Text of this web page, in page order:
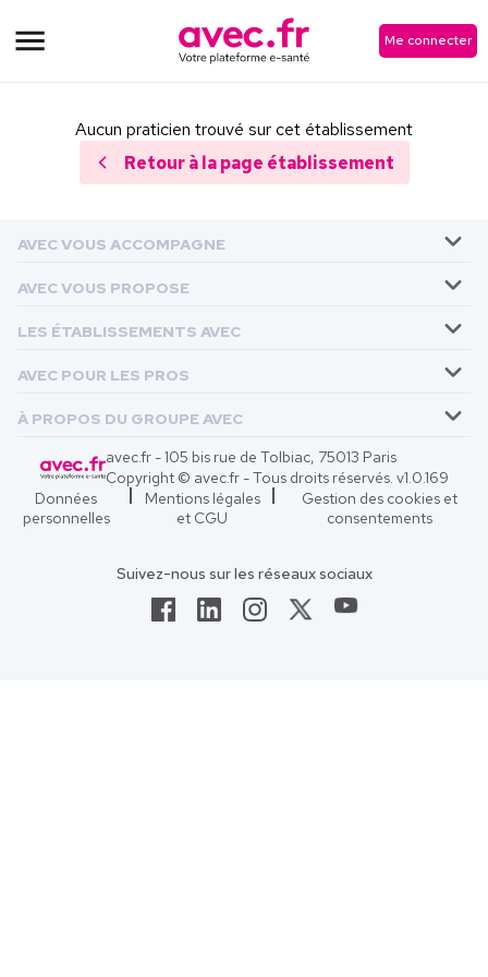
Me connecter
Aucun praticien trouvé sur cet établissement
Retour à la page établissement
AVEC VOUS ACCOMPAGNE
AVEC VOUS PROPOSE
LES ÉTABLISSEMENTS AVEC
AVEC POUR LES PROS
À PROPOS DU GROUPE AVEC
avec.fr - 105 bis rue de Tolbiac, 75013 Paris
Copyright © avec.fr - Tous droits réservés. v1.0.169
Données
personnelles
Mentions légales
et CGU
Gestion des cookies et
consentements
Suivez-nous sur les réseaux sociaux